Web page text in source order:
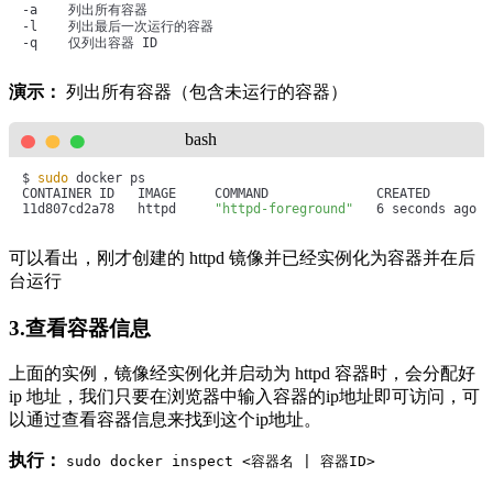
-a    列出所有容器
-l    列出最后一次运行的容器
-q    仅列出容器 ID
演示： 列出所有容器（包含未运行的容器）
bash
$ sudo docker ps
CONTAINER ID   IMAGE     COMMAND              CREATED
11d807cd2a78   httpd
"httpd-foreground"
6 seconds ago
可以看出，刚才创建的 httpd 镜像并已经实例化为容器并在后
台运行
3.查看容器信息
上面的实例，镜像经实例化并启动为 httpd 容器时，会分配好
ip 地址，我们只要在浏览器中输入容器的ip地址即可访问，可
以通过查看容器信息来找到这个ip地址。
执行： sudo docker inspect <容器名 | 容器ID>